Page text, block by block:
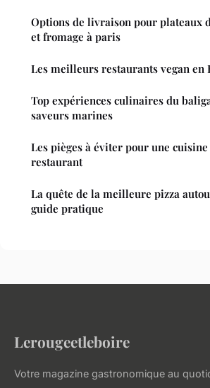
Options de livraison pour plateaux
et fromage à paris
Les meilleurs restaurants vegan en
Top expériences culinaires du
saveurs marines
Les pièges à éviter pour une
restaurant
La quête de la meilleure pizza
guide pratique
Lerougeetleboire
Votre magazine gastronomique au